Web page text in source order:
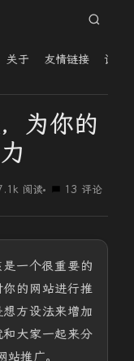
关于 友情链接 读者
为你的
阅读 13 评论
一个很重要的
的网站进行推
方设法来增加
大家一起来分
推广。